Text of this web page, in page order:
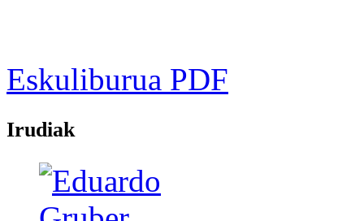
Eskuliburua PDF
Irudiak